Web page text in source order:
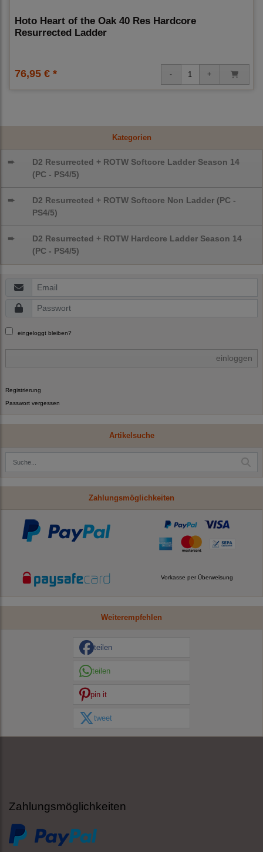
Kategorien
➨
D2 Resurrected + ROTW Softcore Ladder Season 14
(PC - PS4/5)
➨
D2 Resurrected + ROTW Softcore Non Ladder (PC -
PS4/5)
➨
D2 Resurrected + ROTW Hardcore Ladder Season 14
(PC - PS4/5)
eingeloggt bleiben?
einloggen
Registrierung
Passwort vergessen
Artikelsuche
Hoto Heart of the Oak 40 Res Hardcore
Resurrected Ladder
76,95 € *
Zahlungsmöglichkeiten
Vorkasse per Überweisung
Weiterempfehlen
teilen
teilen
pin it
tweet
Zahlungsmöglichkeiten